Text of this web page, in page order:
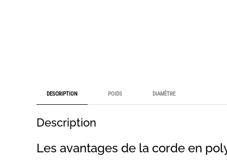
DESCRIPTION POIDS DIAMÈTRE
Description
Les avantages de la corde en